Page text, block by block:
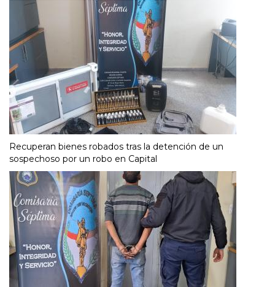
Recuperan bienes robados tras la detención de un
sospechoso por un robo en Capital